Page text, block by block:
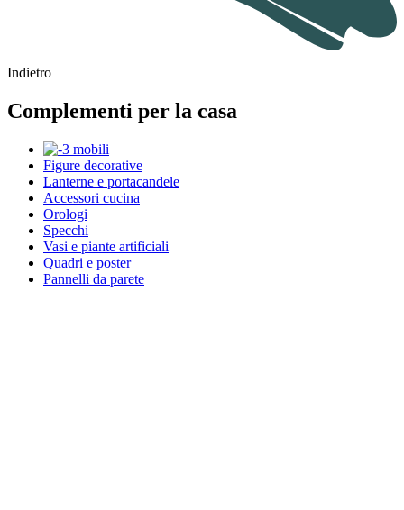
Indietro
Complementi per la casa
Figure decorative
Lanterne e portacandele
Accessori cucina
Orologi
Specchi
Vasi e piante artificiali
Quadri e poster
Pannelli da parete